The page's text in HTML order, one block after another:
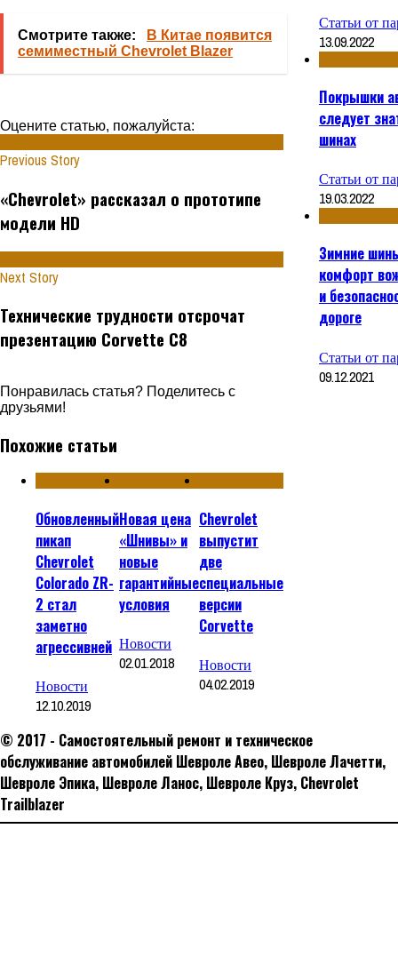
Смотрите также:
В Китае появится
семиместный Chevrolet Blazer
Оцените статью, пожалуйста:
Previous Story
«Chevrolet» рассказал о прототипе
модели HD
Next Story
Технические трудности отсрочат
презентацию Corvette C8
Понравилась статья? Поделитесь с
друзьями!
Похожие статьи
Обновленный
пикап
Chevrolet
Colorado ZR-
2 стал
заметно
агрессивней
Новости
12.10.2019
Новая цена
«Шнивы» и
новые
гарантийные
условия
Новости
02.01.2018
Chevrolet
выпустит
две
специальные
версии
Corvette
Новости
04.02.2019
Статьи от
13.09.2022
Покрышки
следует
шинах
Статьи от
19.03.2022
Зимние
комфорт
и
дороге
Статьи от
09.12.2021
© 2017 - Самостоятельный ремонт и техническое
обслуживание автомобилей Шевроле Авео, Шевроле Лачетти,
Шевроле Эпика, Шевроле Ланос, Шевроле Круз, Сhevrolet
Trailblazer